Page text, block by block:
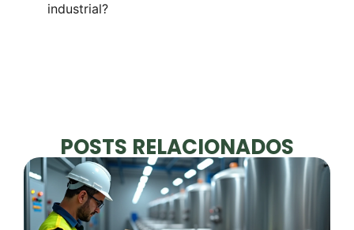
industrial?
POSTS RELACIONADOS